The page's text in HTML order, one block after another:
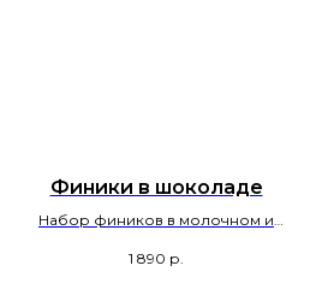
Финики в шоколаде
Набор фиников в молочном и
1 890 р.